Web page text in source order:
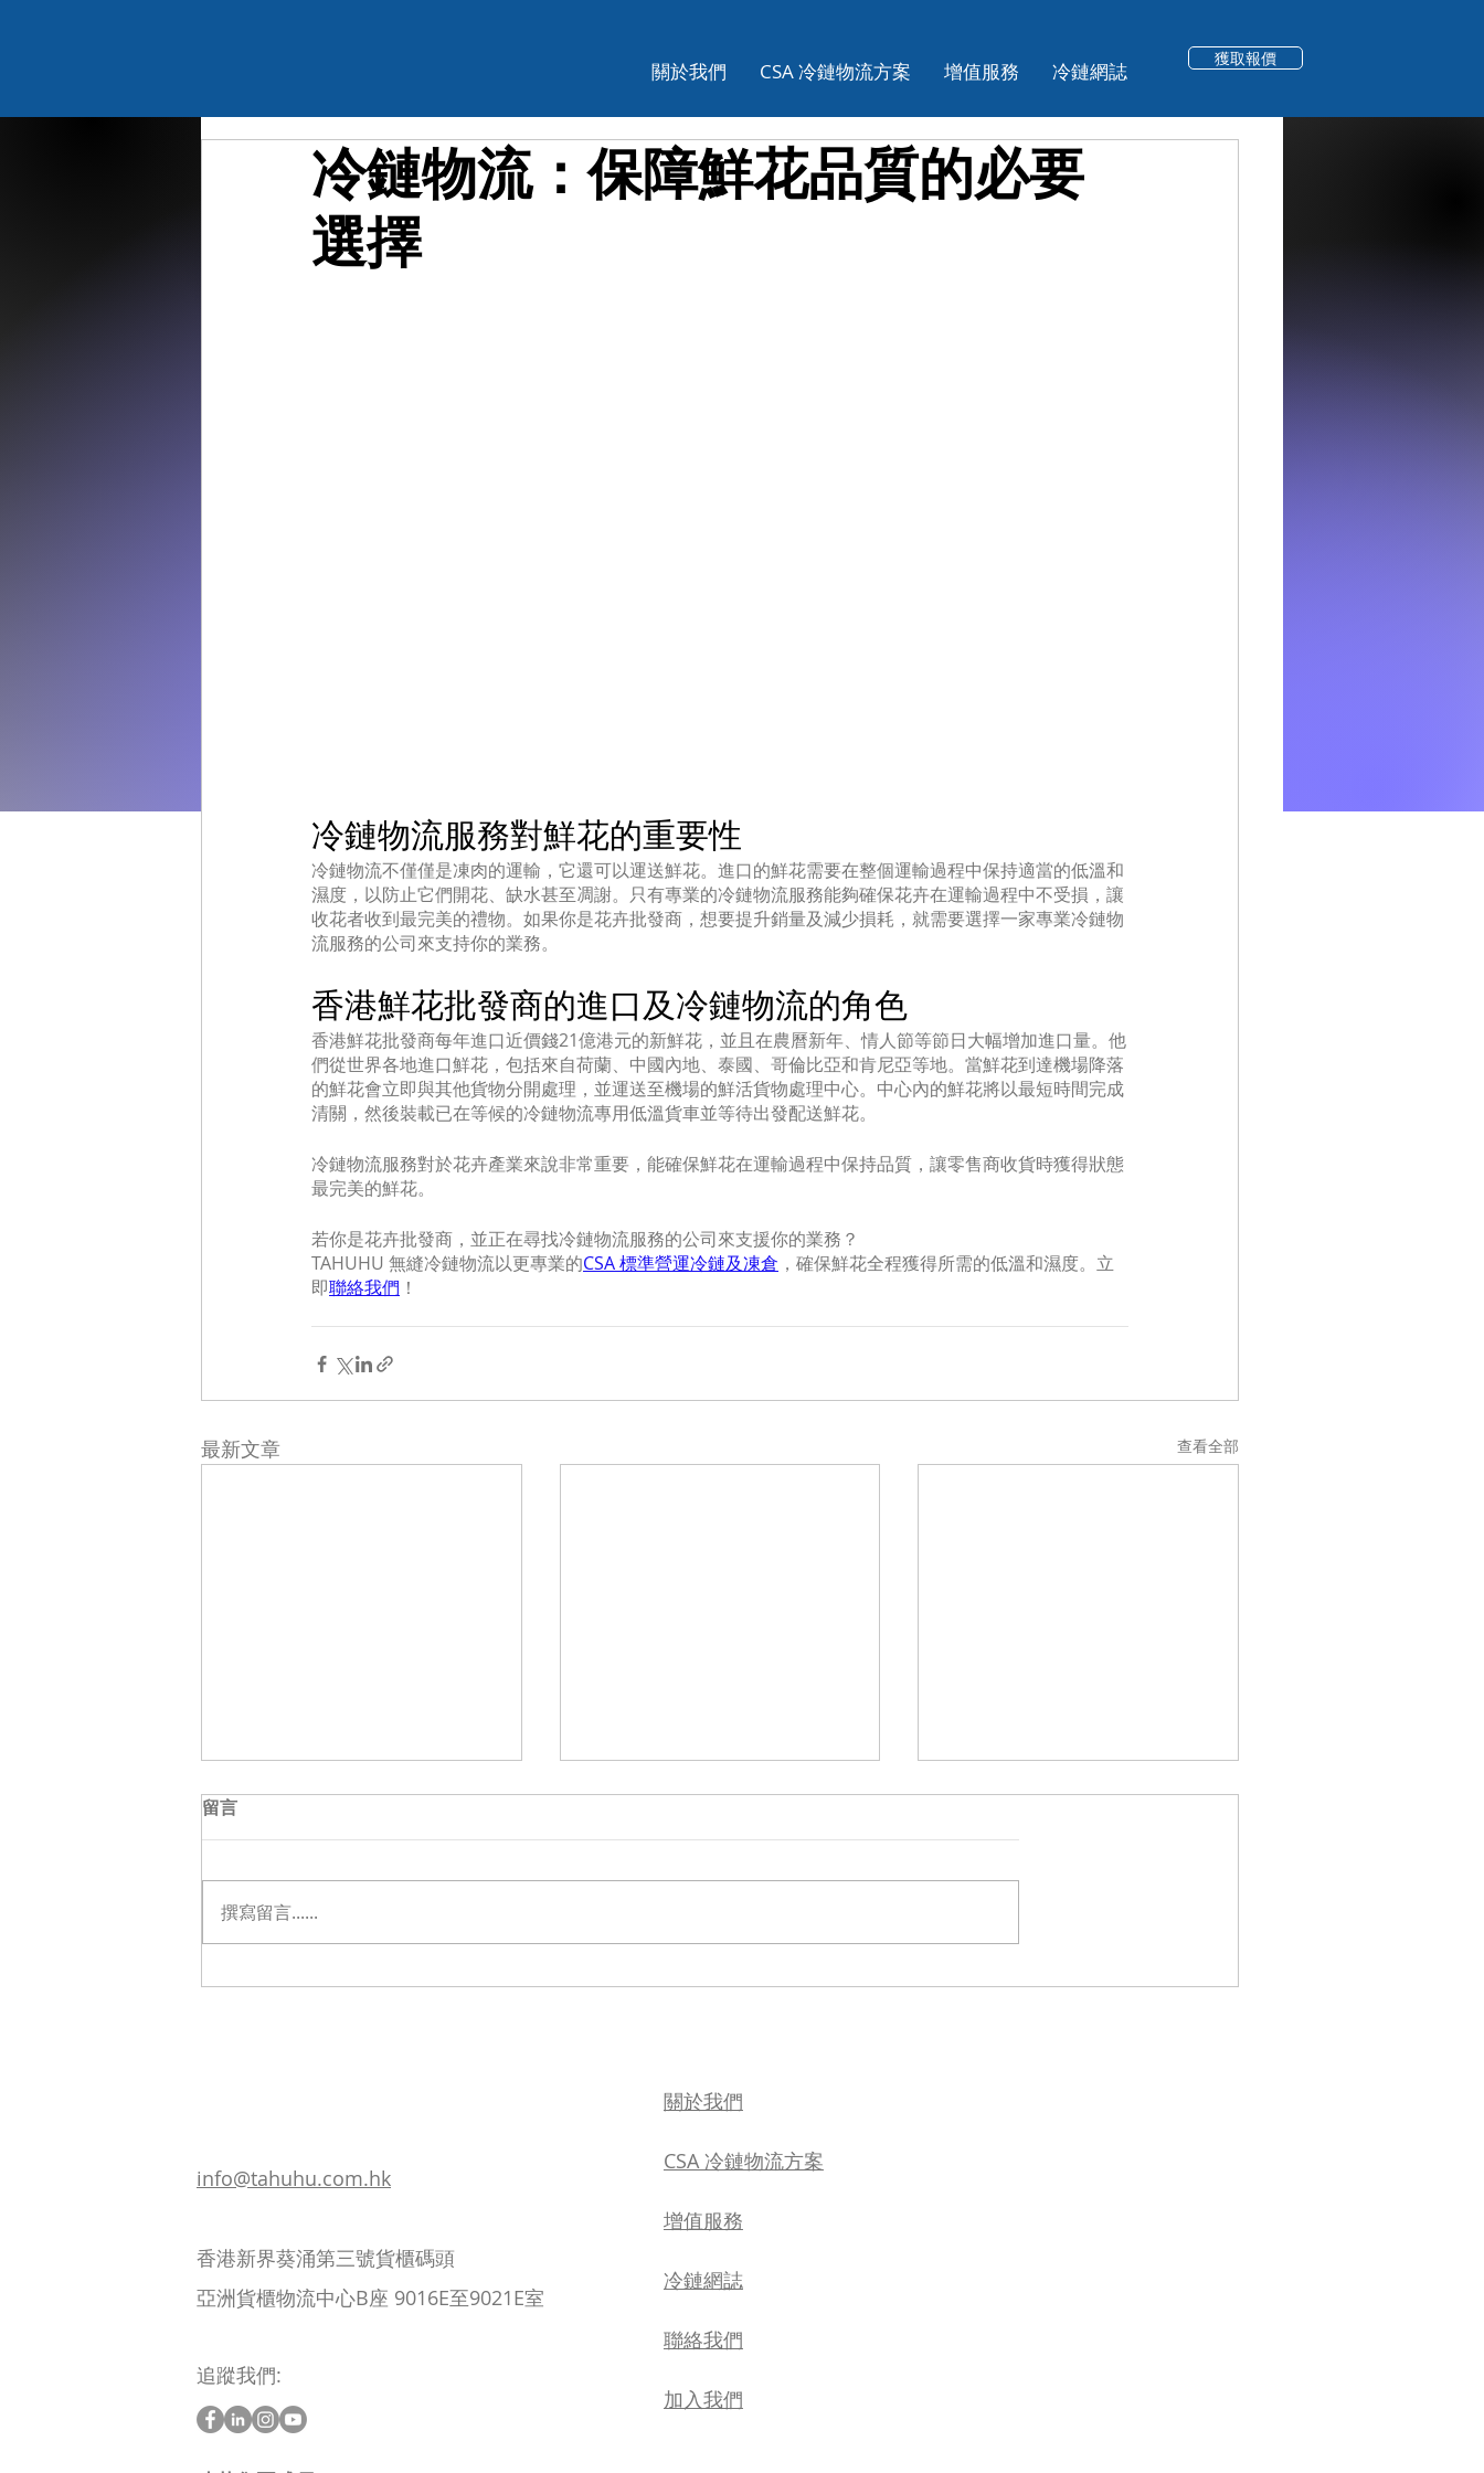
關於我們 CSA 冷鏈物流方案 增值服務 冷鏈網誌
獲取報價
冷鏈物流：保障鮮花品質的必要
選擇
冷鏈物流服務對鮮花的重要性
冷鏈物流不僅僅是凍肉的運輸，它還可以運送鮮花。進口的鮮花需要在整個運輸過程中保持適當的低溫和
濕度，以防止它們開花、缺水甚至凋謝。只有專業的冷鏈物流服務能夠確保花卉在運輸過程中不受損，讓
收花者收到最完美的禮物。如果你是花卉批發商，想要提升銷量及減少損耗，就需要選擇一家專業冷鏈物
流服務的公司來支持你的業務。
香港鮮花批發商的進口及冷鏈物流的角色
香港鮮花批發商每年進口近價錢21億港元的新鮮花，並且在農曆新年、情人節等節日大幅增加進口量。他
們從世界各地進口鮮花，包括來自荷蘭、中國內地、泰國、哥倫比亞和肯尼亞等地。當鮮花到達機場降落
的鮮花會立即與其他貨物分開處理，並運送至機場的鮮活貨物處理中心。中心內的鮮花將以最短時間完成
清關，然後裝載已在等候的冷鏈物流專用低溫貨車並等待出發配送鮮花。
冷鏈物流服務對於花卉產業來說非常重要，能確保鮮花在運輸過程中保持品質，讓零售商收貨時獲得狀態
最完美的鮮花。
若你是花卉批發商，並正在尋找冷鏈物流服務的公司來支援你的業務？
TAHUHU 無縫冷鏈物流以更專業的CSA 標準營運冷鏈及凍倉 ，確保鮮花全程獲得所需的低溫和濕度。立
即聯絡我們 ！
最新文章 查看全部
中秋冰皮、雪糕月餅最怕溶？
TAHUHU 領先打造的香港首個
【新聞稿】香港首家自動化智
留言
撰寫留言......
info@tahuhu.com.hk
香港新界葵涌第三號貨櫃碼頭
亞洲貨櫃物流中心B座 9016E至9021E室
追蹤我們:
關於我們
CSA 冷鏈物流方案
增值服務
​冷鏈網誌
聯絡我們
加入我們